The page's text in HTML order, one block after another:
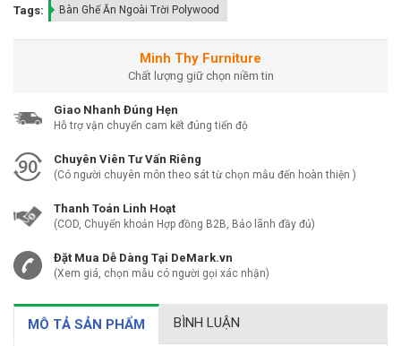
Tags: Bàn Ghế Ăn Ngoài Trời Polywood
Minh Thy Furniture
Chất lượng giữ chọn niềm tin
Giao Nhanh Đúng Hẹn
Hỗ trợ vận chuyển cam kết đúng tiến độ
Chuyên Viên Tư Vấn Riêng
(Có người chuyên môn theo sát từ chọn mẫu đến hoàn thiện )
Thanh Toán Linh Hoạt
(COD, Chuyển khoản Hợp đồng B2B, Bảo lãnh đầy đủ)
Đặt Mua Dễ Dàng Tại DeMark.vn
(Xem giá, chọn mẫu có người gọi xác nhận)
MÔ TẢ SẢN PHẨM BÌNH LUẬN